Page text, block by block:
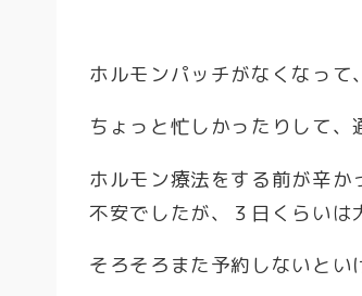
ホルモンパッチがなくなって
ちょっと忙しかったりして、
ホルモン療法をする前が辛
不安でしたが、３日くらいは
そろそろまた予約しないとい